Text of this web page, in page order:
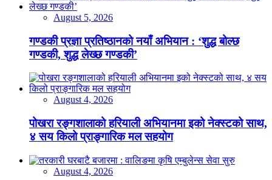
August 5, 2026
गण्डकी प्रज्ञा प्रतिष्ठानको नयाँ अभियान : ‘शुद्ध बोल्छ
गण्डकी, शुद्ध लेख्छ गण्डकी’
August 4, 2026
पोखरा रङ्गशालाको हरियाली अभियानमा इको नेक्स्टको साथ,
४ सय किलो प्राङ्गारिक मल सहयोग
August 4, 2026